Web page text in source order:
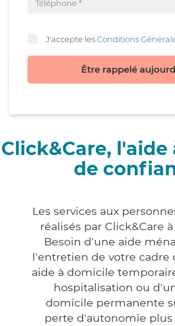
J'accepte lesConditions
Être rappelé
Click&Care,
de
Les services aux
réalisés par Click&Care
Besoin d'une aide
l'entretien de votre cadre
aide à domicile
hospitalisation ou
domicile permanente
perte d'autonomie plus